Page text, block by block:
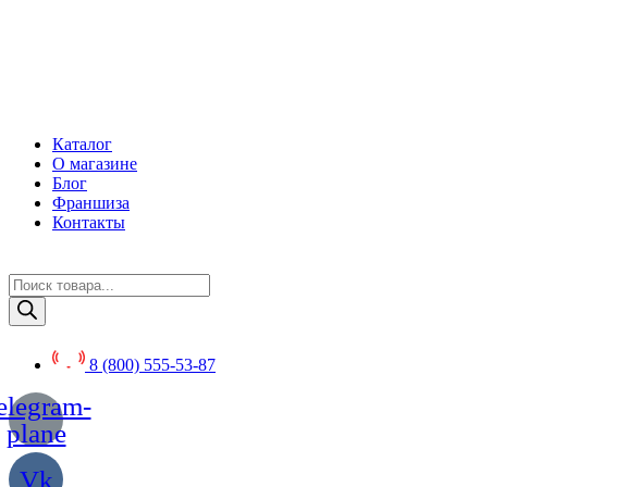
Каталог
О магазине
Блог
Франшиза
Контакты
Поиск
товаров
8 (800) 555-53-87
plane
Vk